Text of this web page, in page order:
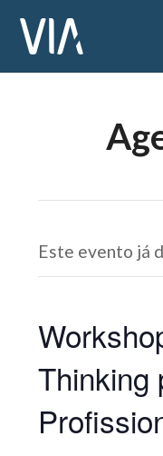
Este evento já
Thinking